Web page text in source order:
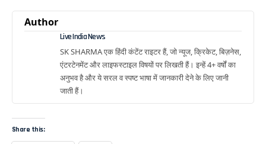
Author
Live India News
SK SHARMA एक हिंदी कंटेंट राइटर हैं, जो न्यूज, क्रिकेट, बिज़नेस,
एंटरटेनमेंट और लाइफस्टाइल विषयों पर लिखती हैं। इन्हें 4+ वर्षों का
अनुभव है और ये सरल व स्पष्ट भाषा में जानकारी देने के लिए जानी
जाती हैं।
Share this: